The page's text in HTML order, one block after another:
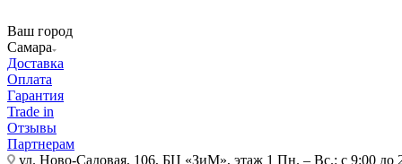
Ваш город
Самара
Доставка
Оплата
Гарантия
Trade in
Отзывы
Партнерам
ул. Ново-Садовая, 106, БЦ «ЗиМ», этаж 1 Пн. – Вс.: с 9:00 до